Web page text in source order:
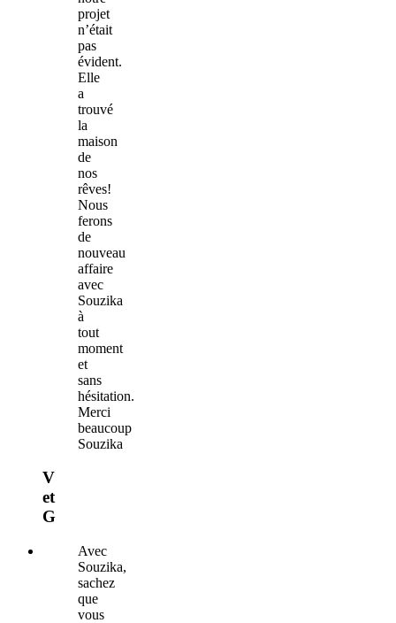
projet
n’était
pas
évident.
Elle
a
trouvé
la
maison
de
nos
rêves!
Nous
ferons
de
nouveau
affaire
avec
Souzika
à
tout
moment
et
sans
hésitation.
Merci
beaucoup
Souzika
V
et
G
Avec
Souzika,
sachez
que
vous